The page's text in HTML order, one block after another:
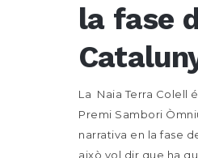
la fase
La Naia Terra Colell
Premi Sambori
narrativa en la fase
això vol dir que ha